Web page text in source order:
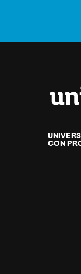
de
La
CON